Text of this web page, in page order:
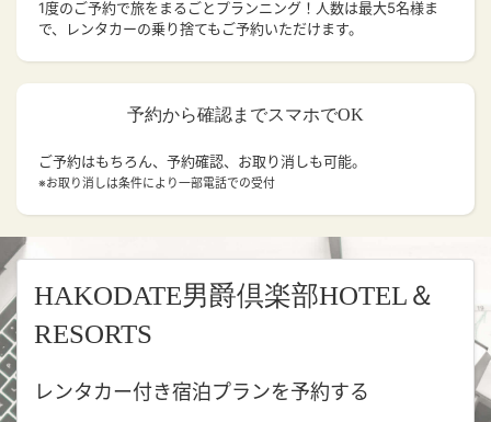
1度のご予約で旅をまるごとプランニング！人数は最大5名様ま
で、レンタカーの乗り捨てもご予約いただけます。
予約から確認までスマホでOK
ご予約はもちろん、予約確認、お取り消しも可能。
※お取り消しは条件により一部電話での受付
HAKODATE男爵倶楽部HOTEL＆
RESORTS
レンタカー付き宿泊プランを予約する